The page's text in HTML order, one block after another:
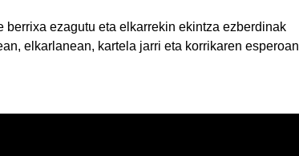
ezagutu eta elkarrekin ekintza ezberdinak
elkarlanean, kartela jarri eta korrikaren esperoan